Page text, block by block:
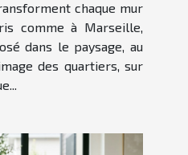
chaque mur
comme à Marseille,
dans le paysage, au
des quartiers, sur